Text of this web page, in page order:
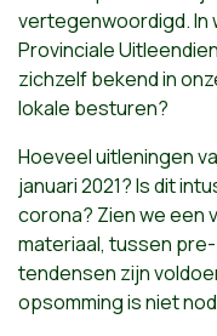
vertegenwoordigd. In
Provinciale
zichzelf bekend in
lokale besturen?
Hoeveel uitleningen
januari 2021? Is dit
corona? Zien we een
materiaal, tussen
tendensen zijn
opsomming is niet